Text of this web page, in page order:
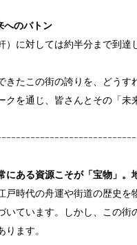
へのバトン
）に対しては約半分まで到
たこの街の誇りを、どう
を通じ、皆さんとその「未
にある資源こそが「宝物」
戸時代の舟運や街道の歴史
いています。しかし、この
ます。